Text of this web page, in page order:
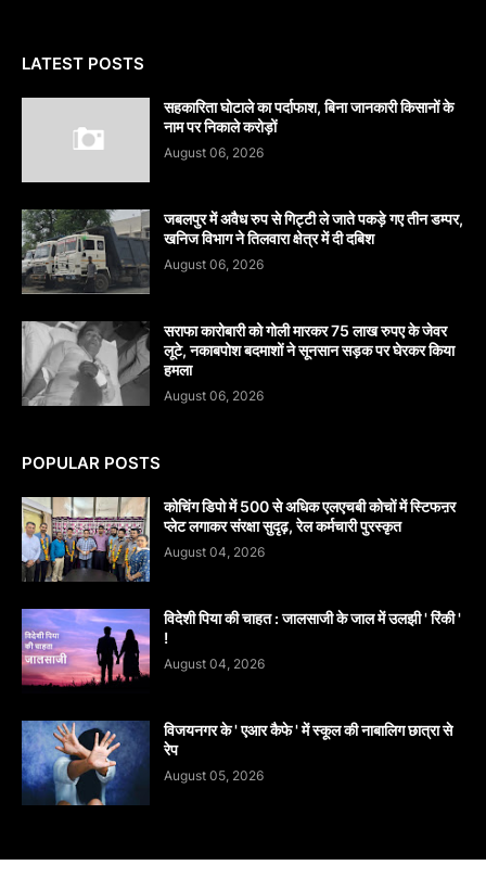
LATEST POSTS
सहकारिता घोटाले का पर्दाफाश, बिना जानकारी किसानों के
नाम पर निकाले करोड़ों
August 06, 2026
जबलपुर में अवैध रुप से गिट्टी ले जाते पकड़े गए तीन डम्पर,
खनिज विभाग ने तिलवारा क्षेत्र में दी दबिश
August 06, 2026
सराफा कारोबारी को गोली मारकर 75 लाख रुपए के जेवर
लूटे, नकाबपोश बदमाशों ने सूनसान सड़क पर घेरकर किया
हमला
August 06, 2026
POPULAR POSTS
कोचिंग डिपो में 500 से अधिक एलएचबी कोचों में स्टिफऩर
प्लेट लगाकर संरक्षा सुदृढ़, रेल कर्मचारी पुरस्कृत
August 04, 2026
विदेशी पिया की चाहत : जालसाजी के जाल में उलझी ' रिंकी '
!
August 04, 2026
विजयनगर के ' एआर कैफे ' में स्कूल की नाबालिग छात्रा से
रेप
August 05, 2026